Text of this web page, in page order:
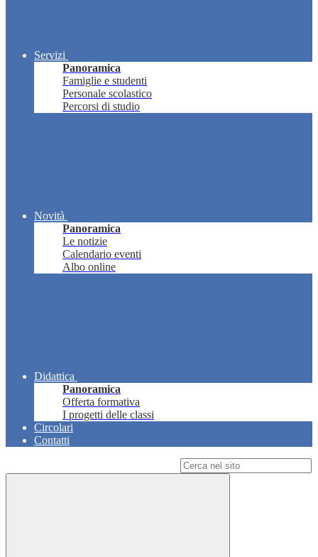
Servizi
Panoramica
Famiglie e studenti
Personale scolastico
Percorsi di studio
Novità
Panoramica
Le notizie
Calendario eventi
Albo online
Didattica
Panoramica
Offerta formativa
I progetti delle classi
Circolari
Contatti